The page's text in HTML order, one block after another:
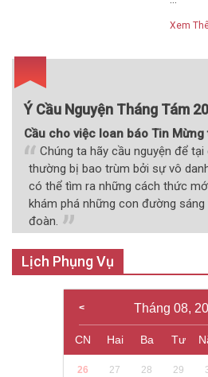
Xem
Ý Cầu Nguyện Tháng Tám
Cầu cho việc loan báo Tin
Chúng ta hãy cầu nguyện để
thường bị bao trùm bởi sự vô
có thể tìm ra những cách thức
khám phá những con đường
đoàn.
Lịch Phụng Vụ
Tháng 08,
CN Hai Ba Tư
26 27 28 29